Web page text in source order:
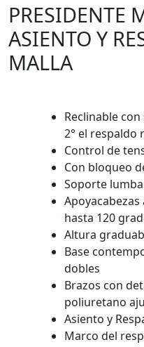
PRESIDENTE
ASIENTO Y
MALLA
Reclinable
2° el respaldo
Control de
Con bloqueo
Soporte
hasta 120
Altura
Base
dobles
Brazos con
poliuretano
Asiento y
Marco del